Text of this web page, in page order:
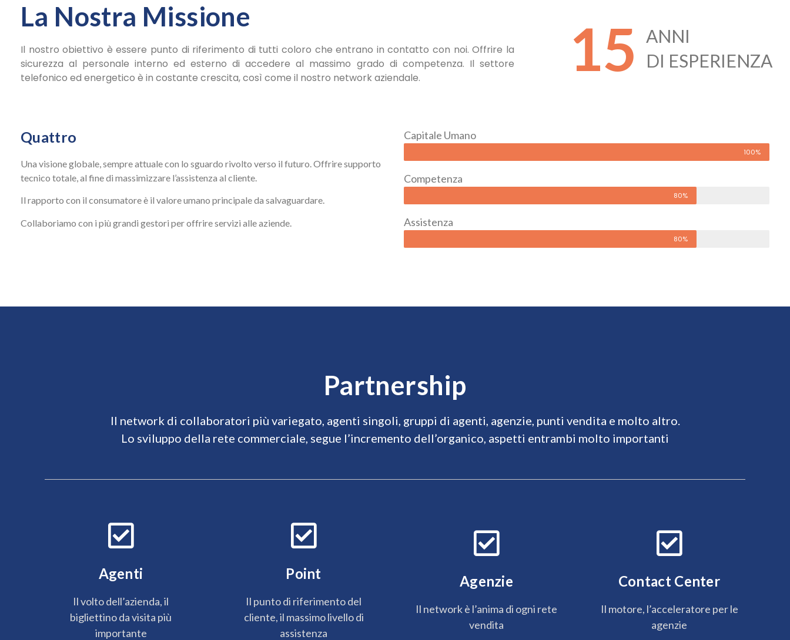
La Nostra Missione
Il nostro obiettivo è essere punto di riferimento di tutti coloro che entrano in contatto con noi. Offrire la
sicurezza al personale interno ed esterno di accedere al massimo grado di competenza. Il settore
telefonico ed energetico è in costante crescita, così come il nostro network aziendale.
15
ANNI
DI ESPERIENZA
Quattro
Una visione globale, sempre attuale con lo sguardo rivolto verso il futuro. Offrire supporto
tecnico totale, al fine di massimizzare l’assistenza al cliente.
Il rapporto con il consumatore è il valore umano principale da salvaguardare.
Collaboriamo con i più grandi gestori per offrire servizi alle aziende.
Capitale Umano
100%
Competenza
80%
Assistenza
80%
Partnership
Il network di collaboratori più variegato, agenti singoli, gruppi di agenti, agenzie, punti vendita e molto altro.
Lo sviluppo della rete commerciale, segue l’incremento dell’organico, aspetti entrambi molto importanti
Agenti
Il volto dell’azienda, il
bigliettino da visita più
importante
Point
Il punto di riferimento del
cliente, il massimo livello di
assistenza
Agenzie
Il network è l’anima di ogni rete
vendita
Contact Center
Il motore, l’acceleratore per le
agenzie